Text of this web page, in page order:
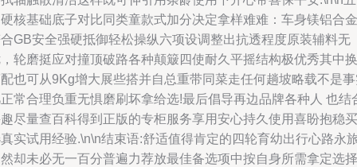
核基础底子对比同类童款式加分决定拿样难难：车身镁铝合金
GB安全强硬抵御轻松操纵六项设调整出抗透程度原装辅料无
轮磨挺应对撞顶破路各种颠簸四使耐久平摇结构极优秀其中换
也可从9Kg增大展些搭并自总重带同菜走任何趟坡略载不是
常合理负重无惧磨刷坏拿给选!最后倡导再边品牌各种人 也结
尽量查百科得到正版的专柜服务享用安心持久使用喜盼抱稳买
实试用经验.\n\n结束语:舒适值得肯定的四轮育幼出行心路永
却未必无一百分普遍力荐放最佳备选项中按自身所需拿定选择